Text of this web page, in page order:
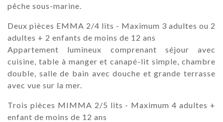
pêche sous-marine.
Deux pièces EMMA 2/4 lits - Maximum 3 adultes ou 2
adultes + 2 enfants de moins de 12 ans
Appartement lumineux comprenant séjour avec
cuisine, table à manger et canapé-lit simple, chambre
double, salle de bain avec douche et grande terrasse
avec vue sur la mer.
Trois pièces MIMMA 2/5 lits - Maximum 4 adultes +
enfant de moins de 12 ans